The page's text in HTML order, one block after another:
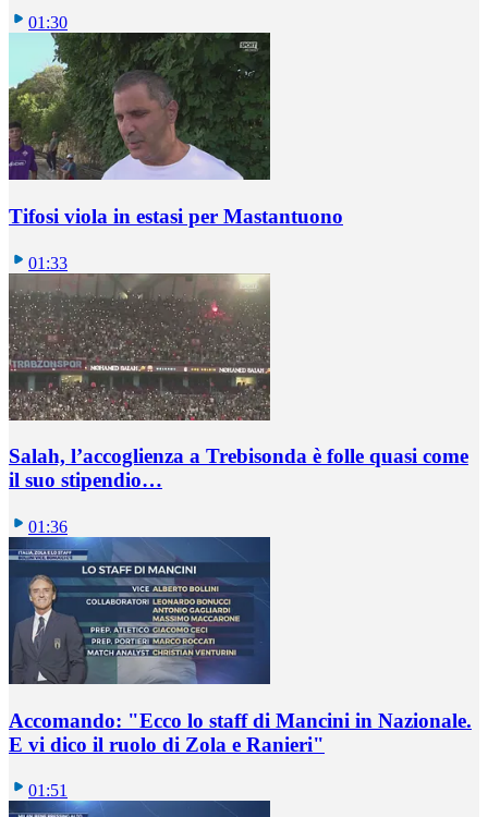
01:30
Tifosi viola in estasi per Mastantuono
01:33
Salah, l’accoglienza a Trebisonda è folle quasi come
il suo stipendio…
01:36
Accomando: "Ecco lo staff di Mancini in Nazionale.
E vi dico il ruolo di Zola e Ranieri"
01:51